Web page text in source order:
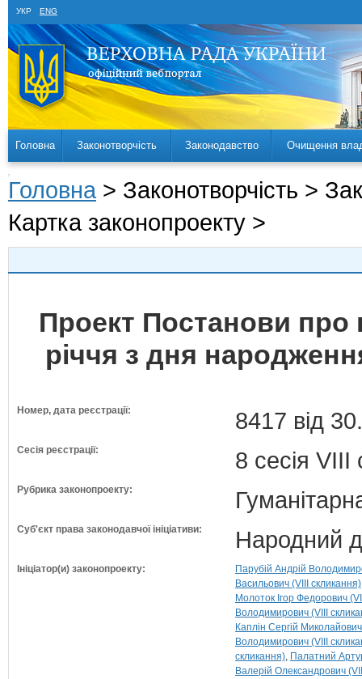
УКР ENG
Головна Законотворчість Законодавство Очищення
Головна > Законотворчість >
Картка законопроекту >
Проект Постанови про
річчя з дня
Номер, дата реєстрації: 8417 від
Сесія реєстрації: 8 сесія VIII
Рубрика законопроекту:
Суб'єкт права законодавчої ініціативи: Народний
Ініціатор(и) законопроекту:
Парубій Андрій
Васильович (VIII скликання)
Молоток Ігор Федорович
Володимирович (VIII
Каплін Сергій
Володимирович (VIII
скликання) Палатний
Валерій Олександрович